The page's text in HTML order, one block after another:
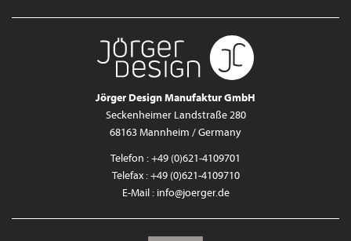
Jörger Design Manufaktur GmbH
Seckenheimer Landstraße 280
68163 Mannheim / Germany
Telefon : +49 (0)621-4109701
Telefax : +49 (0)621-4109710
E-Mail : info@joerger.de